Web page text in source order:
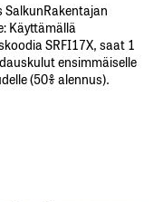
SalkunRakentajan
Käyttämällä​
​SRFI17X,​ ​saat​ ​1
​ensimmäiselle​
​(50%​ ​alennus).